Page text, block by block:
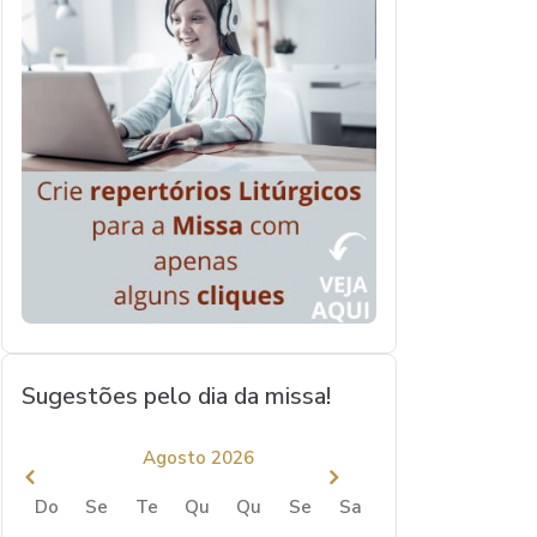
Sugestões pelo dia da missa!
Agosto 2026
Do Se Te Qu Qu Se
Sa